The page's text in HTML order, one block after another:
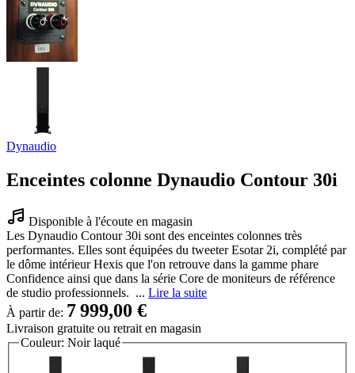
Dynaudio
Enceintes colonne Dynaudio Contour 30i
Disponible à l'écoute en magasin
Les Dynaudio Contour 30i sont des enceintes colonnes très
performantes. Elles sont équipées du tweeter Esotar 2i, complété par
le dôme intérieur Hexis que l'on retrouve dans la gamme phare
Confidence ainsi que dans la série Core de moniteurs de référence
de studio professionnels. ... Lire la suite
À partir de: 7 999,00 €
Livraison gratuite ou retrait en magasin
Couleur: Noir laqué